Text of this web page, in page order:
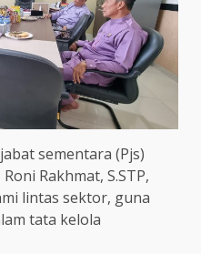
sementara (Pjs)
Rakhmat, S.STP,
lintas sektor, guna
tata kelola